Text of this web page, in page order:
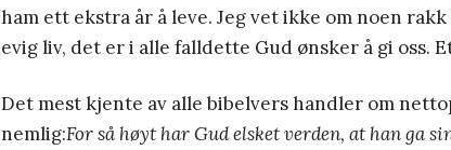
ham ett ekstra år å leve. Jeg vet ikke om noen
evig liv, det er i alle falldette Gud ønsker å gi oss.
Det mest kjente av alle bibelvers handler om
nemlig:For så høyt har Gud elsket verden, at han ga